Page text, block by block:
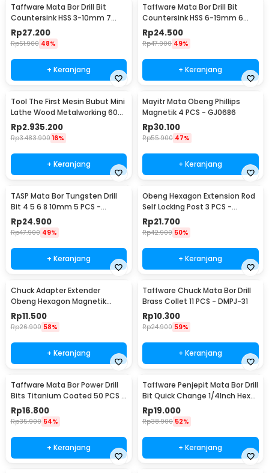
Taffware Mata Bor Drill Bit
Countersink HSS 3-10mm 7
PCS - QST-K13
Rp27.200
Rp51.900 48%
+ Keranjang
Taffware Mata Bor Drill Bit
Countersink HSS 6-19mm 6
PCS - BT3
Rp24.500
Rp47.900 49%
+ Keranjang
Tool The First Mesin Bubut Mini
Lathe Wood Metalworking 60W
- TZ20002MG
Rp2.935.200
Rp3.483.900 16%
+ Keranjang
Mayitr Mata Obeng Phillips
Magnetik 4 PCS - GJ0686
Rp30.100
Rp55.900 47%
+ Keranjang
TASP Mata Bor Tungsten Drill
Bit 4 5 6 8 10mm 5 PCS -
MGDK002
Rp24.900
Rp47.900 49%
+ Keranjang
Obeng Hexagon Extension Rod
Self Locking Post 3 PCS -
HT43401-3P
Rp21.700
Rp42.900 50%
+ Keranjang
Chuck Adapter Extender
Obeng Hexagon Magnetik
Shank 1/4 Inch
Rp11.500
Rp26.900 58%
+ Keranjang
Taffware Chuck Mata Bor Drill
Brass Collet 11 PCS - DMPJ-31
Rp10.300
Rp24.900 59%
+ Keranjang
Taffware Mata Bor Power Drill
Bits Titanium Coated 50 PCS -
DW1361
Rp16.800
Rp35.900 54%
+ Keranjang
Taffware Penjepit Mata Bor Drill
Bit Quick Change 1/4Inch Hex
Shank - 2054A
Rp19.000
Rp38.900 52%
+ Keranjang